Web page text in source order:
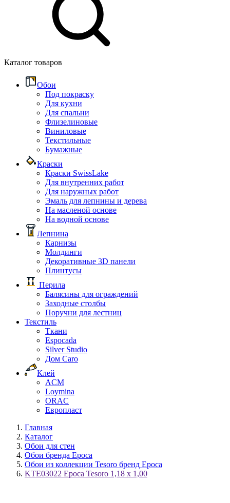
Каталог товаров
Обои
Под покраску
Для кухни
Для спальни
Флизелиновые
Виниловые
Текстильные
Бумажные
Краски
Краски SwissLake
Для внутренних работ
Для наружных работ
Эмаль для лепнины и дерева
На масленой основе
На водной основе
Лепнина
Карнизы
Молдинги
Декоративные 3D панели
Плинтусы
Перила
Балясины для ограждений
Заходные столбы
Поручни для лестниц
Текстиль
Ткани
Espocada
Silver Studio
Дом Caro
Клей
ACM
Loymina
ORAC
Европласт
Главная
Каталог
Обои для стен
Обои бренда Epoca
Обои из коллекции Tesoro бренд Epoca
KTE03022 Epoca Tesoro 1,18 x 1,00